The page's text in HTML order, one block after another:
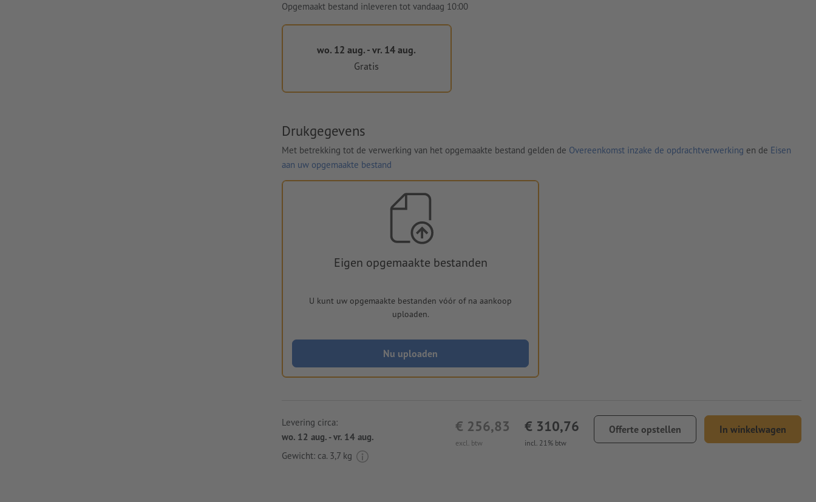
Opgemaakt bestand inleveren tot vandaag 10:00
wo. 12 aug. - vr. 14 aug.
Gratis
Drukgegevens
Met betrekking tot de verwerking van het opgemaakte bestand gelden de Overeenkomst inzake de opdrachtverwerking en de Eisen
aan uw opgemaakte bestand
Eigen opgemaakte bestanden
U kunt uw opgemaakte bestanden vóór of na aankoop
uploaden.
Nu uploaden
excl. btw
€ 256,83
incl. 21% btw
€ 310,76 Offerte opstellen In winkelwagen
Levering circa:
wo. 12 aug. - vr. 14 aug.
Gewicht: ca. 3,7 kg